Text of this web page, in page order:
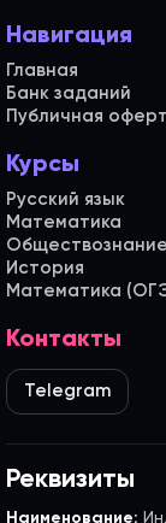
Навигация
Главная
Банк заданий
Публичная
Курсы
Русский язык
Математика
Обществознание
История
Математика
Контакты
Telegram
Реквизиты
Наименование: